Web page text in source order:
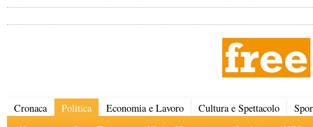
Cronaca Politica Economia e Lavoro Cultura e Spettacolo